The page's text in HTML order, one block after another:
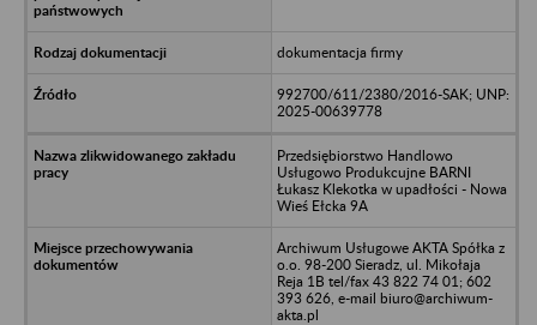
dokumentacja firmy
992700/611/2380/2016-SAK; UNP:
2025-00639778
Przedsiębiorstwo Handlowo
Usługowo Produkcujne BARNI
Łukasz Klekotka w upadłości - Nowa
Wieś Ełcka 9A
Archiwum Usługowe AKTA Spółka z
o.o. 98-200 Sieradz, ul. Mikołaja
Reja 1B tel/fax 43 822 74 01; 602
393 626, e-mail biuro@archiwum-
akta.pl